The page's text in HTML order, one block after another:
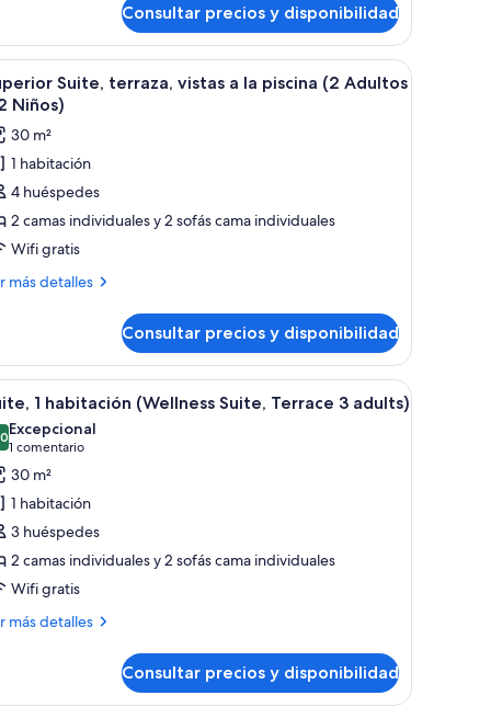
Consultar precios y disponibilidad
cielo despejado y una vista distante de una masa de agua.
Un edificio de gran altura con varios pisos,
6
Suite, terraza, vistas a la piscina (2 Adultos
Niños)
30 m²
1 habitación
4 huéspedes
2 camas individuales y 2 sofás cama individuales
Wifi gratis
más detalles
Consultar precios y disponibilidad
de madera, un ventanal grande con cortinas translúcidas y obras de
Un balcón con vistas a la ciudad, amoblado
5 1 habitación (Wellness Suite, Terrace 3 adults)
de 10
Excepcional
1 comentario
(1 comentario)
30 m²
1 habitación
3 huéspedes
2 camas individuales y 2 sofás cama individuales
Wifi gratis
más detalles
Consultar precios y disponibilidad